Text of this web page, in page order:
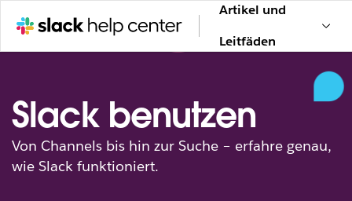
Artikel und
Leitfäden
Slack benutzen
Von Channels bis hin zur Suche – erfahre genau,
wie Slack funktioniert.